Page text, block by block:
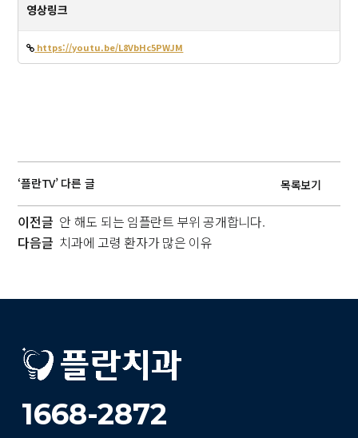
영상링크
https://youtu.be/L8VbHc5PWJM
‘플란TV’ 다른 글 목록보기
이전글 안 해도 되는 임플란트 부위 공개합니다.
다음글 치과에 고령 환자가 많은 이유
1668-2872